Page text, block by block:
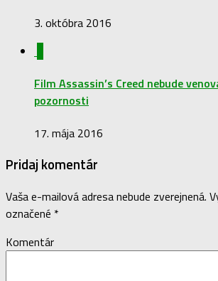
3. októbra 2016
Film Assassin’s Creed nebude
pozornosti
17. mája 2016
Pridaj komentár
Vaša e-mailová adresa nebude zverejnená.
označené *
Komentár